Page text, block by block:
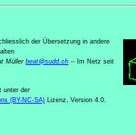
der Übersetzung in andere
Müllerbeat@sudd.ch -- Im Netz seit
unter der
(BY-NC-SA) Lizenz, Version 4.0.